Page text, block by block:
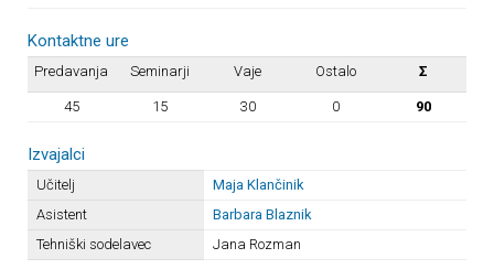
Kontaktne ure
Predavanja Seminarji Vaje Ostalo Σ
45 15 30 0 90
Izvajalci
Učitelj
Maja Klančinik
Asistent
Barbara Blaznik
Tehniški sodelavec
Jana Rozman